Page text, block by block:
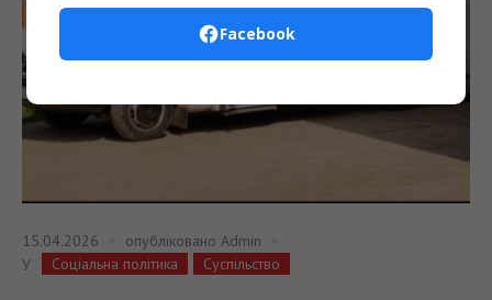
15.04.2026 опубліковано Admin
У
Соціальна політика Суспільство
Facebook